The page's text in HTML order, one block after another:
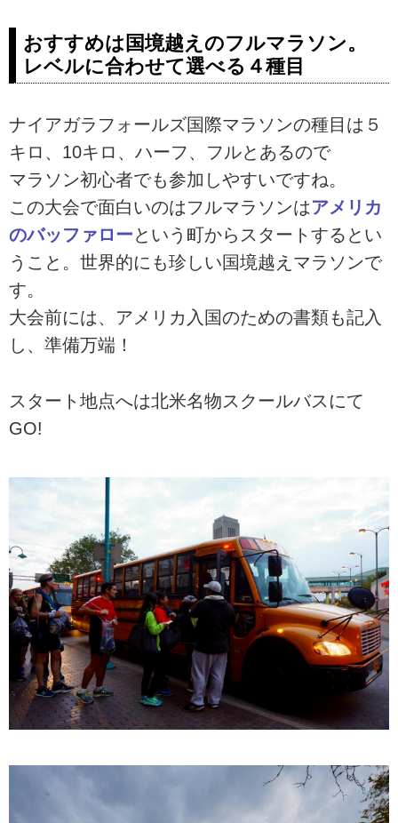
おすすめは国境越えのフルマラソン。
レベルに合わせて選べる４種目
ナイアガラフォールズ国際マラソンの種目は５
キロ、10キロ、ハーフ、フルとあるので
マラソン初心者でも参加しやすいですね。
この大会で面白いのはフルマラソンはアメリカ
のバッファローという町からスタートするとい
うこと。世界的にも珍しい国境越えマラソンで
す。
大会前には、アメリカ入国のための書類も記入
し、準備万端！
スタート地点へは北米名物スクールバスにて
GO!